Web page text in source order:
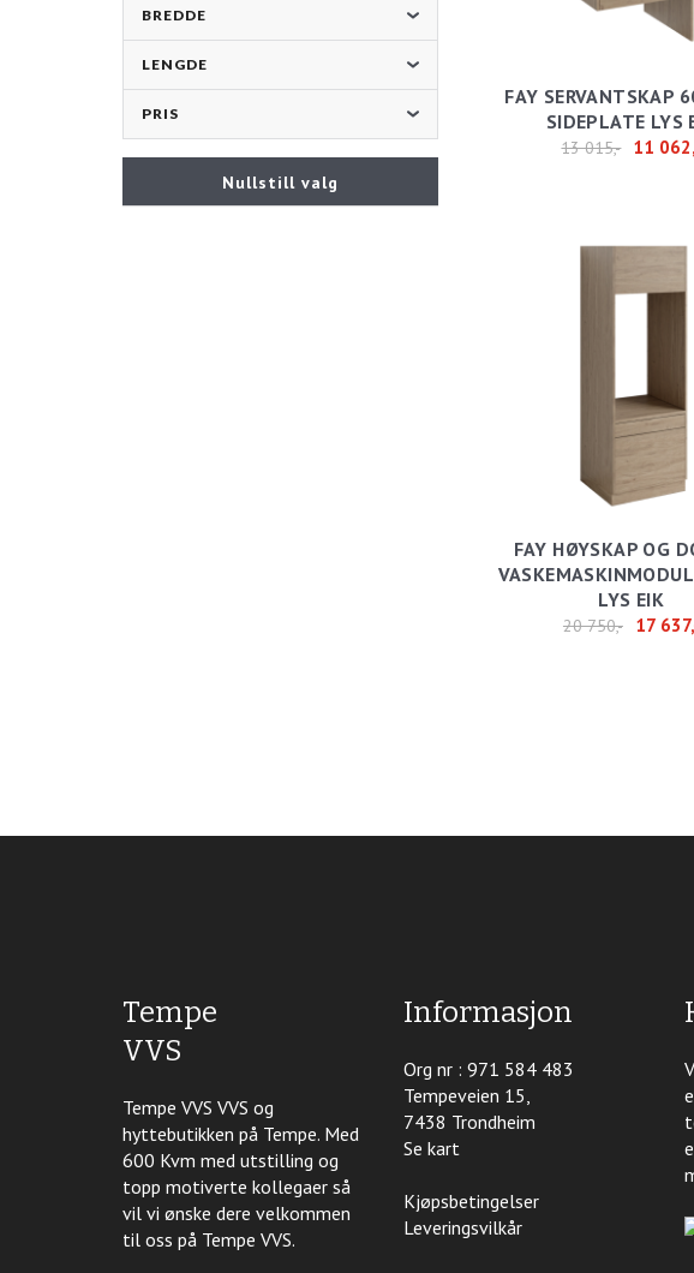
BREDDE
LENGDE
PRIS
Nullstill valg
FAY SERVANTSKAP
SIDEPLATE LYS
13 015,- 11
FAY HØYSKAP OG
LYS EIK
20 750,- 17
Tempe
VVS
Tempe VVS VVS og
hyttebutikken på Tempe. Med
600 Kvm med utstilling og
topp motiverte kollegaer så
vil vi ønske dere velkommen
til oss på Tempe VVS.
Informasjon
Org nr : 971 584 483
Tempeveien 15,
7438 Trondheim
Se kart
Kjøpsbetingelser
Leveringsvilkår